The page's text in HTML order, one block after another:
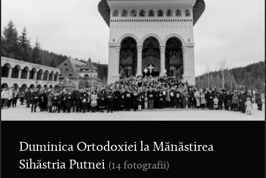
Duminica Ortodoxiei la Mănăstirea
Sihăstria Putnei (14 fotografii)